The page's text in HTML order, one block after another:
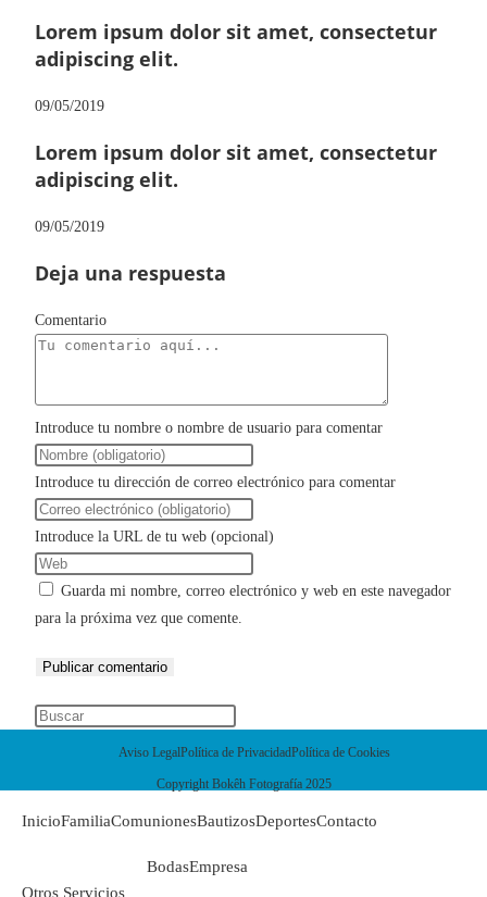
Lorem ipsum dolor sit amet, consectetur
adipiscing elit.
09/05/2019
Lorem ipsum dolor sit amet, consectetur
adipiscing elit.
09/05/2019
Deja una respuesta
Comentario
Introduce tu nombre o nombre de usuario para comentar
Introduce tu dirección de correo electrónico para comentar
Introduce la URL de tu web (opcional)
Guarda mi nombre, correo electrónico y web en este navegador
para la próxima vez que comente.
Aviso LegalPolítica de PrivacidadPolítica de Cookies
Copyright Bokêh Fotografía 2025
InicioFamiliaComunionesBautizosDeportesContacto
Otros Servicios
BodasEmpresa